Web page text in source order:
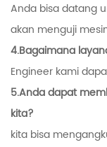
Anda bisa datang
akan menguji
4.Bagaimana
Engineer kami
5.Anda dapat
kita?
kita bisa